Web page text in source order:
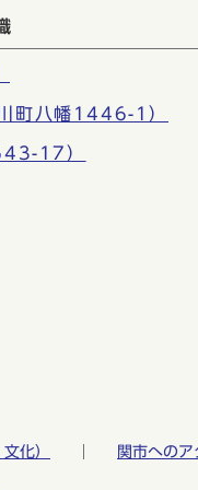
町八幡1446-1）
17）
化） 関市へのア